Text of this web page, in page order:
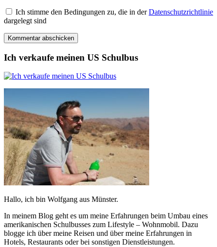
Ich stimme den Bedingungen zu, die in derDatenschutzrichtlinie
dargelegt sind
Ich verkaufe meinen US Schulbus
Hallo, ich bin Wolfgang aus Münster.
In meinem Blog geht es um meine Erfahrungen beim Umbau eines
amerikanischen Schulbusses zum Lifestyle – Wohnmobil. Dazu
blogge ich über meine Reisen und über meine Erfahrungen in
Hotels, Restaurants oder bei sonstigen Dienstleistungen.